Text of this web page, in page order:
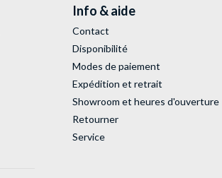
Info & aide
Contact
Disponibilité
Modes de paiement
Expédition et retrait
Showroom et heures d'ouverture
Retourner
Service